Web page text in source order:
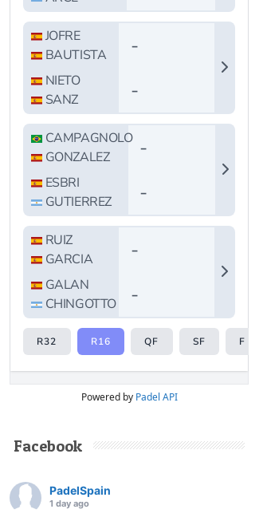
Powered by Padel API
Facebook
PadelSpain
1 day ago